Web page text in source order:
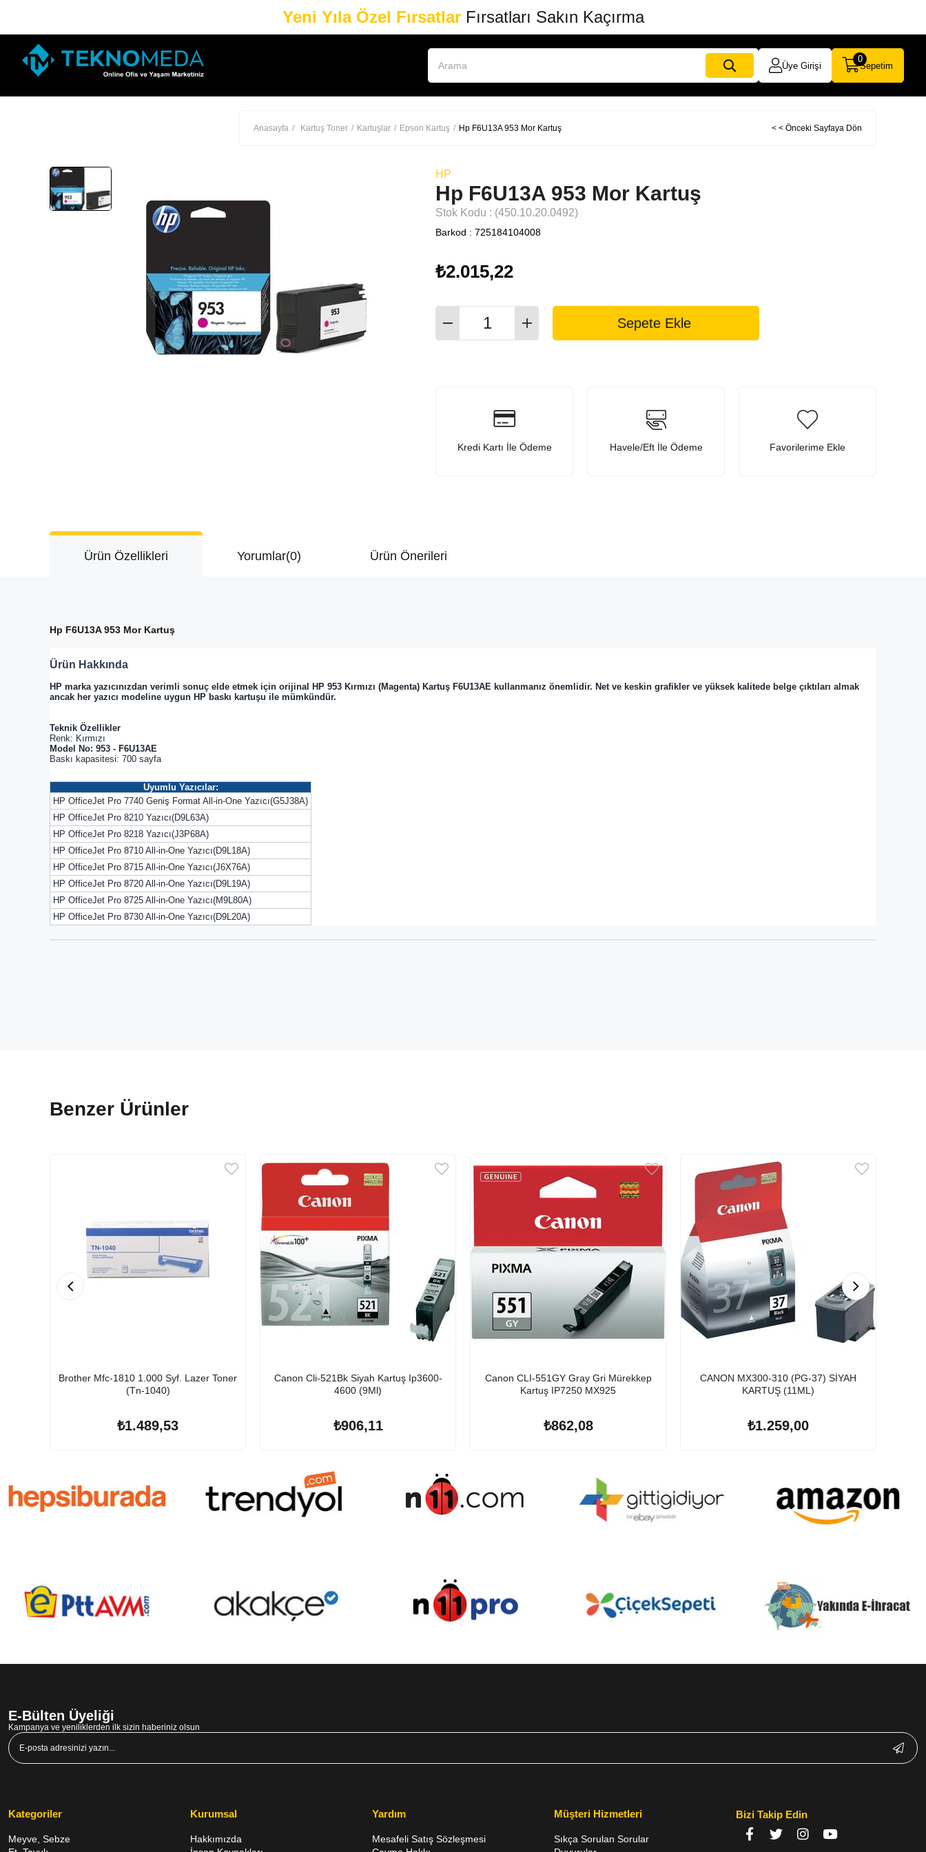
Yeni Yıla Özel FırsatlarFırsatları Sakın Kaçırma
Üye Girişi Sepetim
0
Anasayfa Kartuş Toner Kartuşlar Epson Kartuş Hp F6U13A 953 Mor Kartuş < < Önceki Sayfaya Dön
HP
Hp F6U13A 953 Mor Kartuş
Stok Kodu (450.10.20.0492)
Barkod : 725184104008
₺2.015,22
Kredi Kartı İle Ödeme Havele/Eft İle Ödeme Favorilerime Ekle
Ürün Özellikleri Yorumlar(0) Ürün Önerileri
Hp F6U13A 953 Mor Kartuş
Ürün Hakkında
HP marka yazıcınızdan verimli sonuç elde etmek için orijinal HP 953 Kırmızı (Magenta) Kartuş F6U13AE kullanmanız önemlidir. Net ve keskin grafikler ve yüksek kalitede belge çıktıları almak
ancak her yazıcı modeline uygun HP baskı kartuşu ile mümkündür.
Teknik Özellikler
Renk: Kırmızı
Model No: 953 - F6U13AE
Baskı kapasitesi: 700 sayfa
Uyumlu Yazıcılar:
HP OfficeJet Pro 7740 Geniş Format All-in-One Yazıcı(G5J38A)
HP OfficeJet Pro 8210 Yazıcı(D9L63A)
HP OfficeJet Pro 8218 Yazıcı(J3P68A)
HP OfficeJet Pro 8710 All-in-One Yazıcı(D9L18A)
HP OfficeJet Pro 8715 All-in-One Yazıcı(J6X76A)
HP OfficeJet Pro 8720 All-in-One Yazıcı(D9L19A)
HP OfficeJet Pro 8725 All-in-One Yazıcı(M9L80A)
HP OfficeJet Pro 8730 All-in-One Yazıcı(D9L20A)
Benzer Ürünler
Brother Mfc-1810 1.000 Syf. Lazer Toner
(Tn-1040)
₺1.489,53
Canon Cli-521Bk Siyah Kartuş Ip3600-
4600 (9Ml)
₺906,11
Canon CLI-551GY Gray Gri Mürekkep
Kartuş IP7250 MX925
₺862,08
CANON MX300-310 (PG-37) SİYAH
KARTUŞ (11ML)
₺1.259,00
E-Bülten Üyeliği
Kampanya ve yeniliklerden ilk sizin haberiniz olsun
Kategoriler
Meyve, Sebze
Kurumsal
Hakkımızda
Yardım
Mesafeli Satış Sözleşmesi
Müşteri Hizmetleri
Sıkça Sorulan Sorular
Bizi Takip Edin